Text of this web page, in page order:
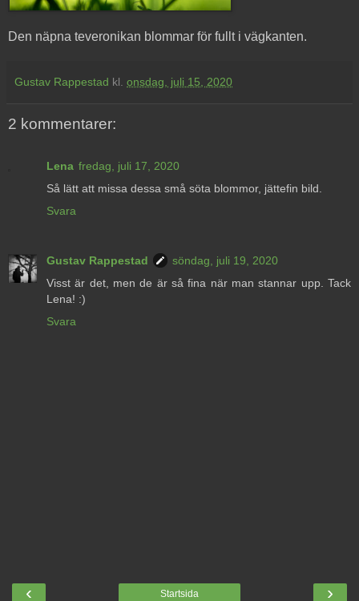
Den näpna teveronikan blommar för fullt i vägkanten.
Gustav Rappestad kl. onsdag, juli 15, 2020
2 kommentarer:
Lena fredag, juli 17, 2020
Så lätt att missa dessa små söta blommor, jättefin bild.
Svara
Gustav Rappestad
söndag, juli 19, 2020
Visst är det, men de är så fina när man stannar upp. Tack
Lena! :)
Svara
‹ ›
Startsida